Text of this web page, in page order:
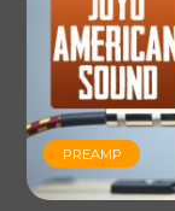
PREAMP